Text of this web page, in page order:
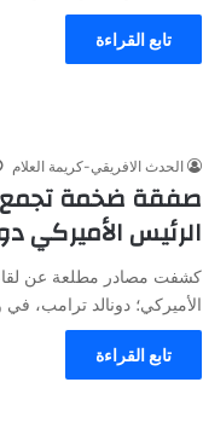
تابع القراءة
الحدث الافريقي-كريمة العلام
صفقة ضخمة تجمع
الرئيس الأميركي
كشفت مصادر مطلعة عن
الأميركي؛ دونالد
تابع القراءة